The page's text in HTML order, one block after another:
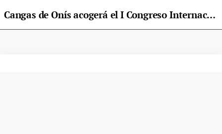
Cangas de Onís acogerá el I Congreso Internacional de Turismo Rural de Asturias